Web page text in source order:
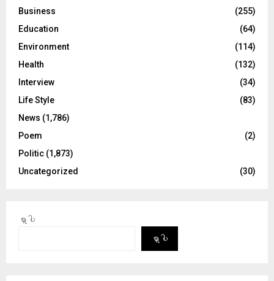
Business
(255)
Education
(64)
Environment
(114)
Health
(132)
Interview
(34)
Life Style
(83)
News (1,786)
Poem
(2)
Politic (1,873)
Uncategorized
(30)
ရှာပါ
ရှာပါ